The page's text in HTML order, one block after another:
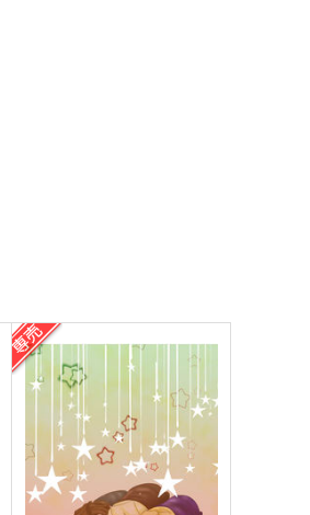
home.
紐なしバンジィ。
1,100円（税込）
龍宮寺堅×花垣武道
サンプル 作品詳細